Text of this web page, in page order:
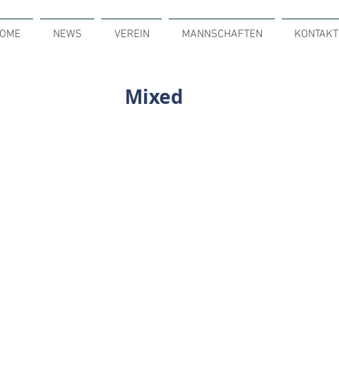
NEWS VEREIN MANNSCHAFTEN KONTAKT
Mixed